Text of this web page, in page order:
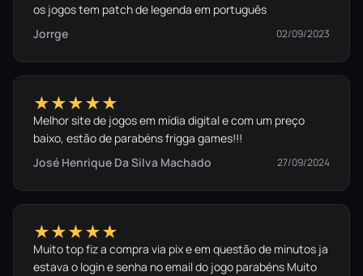
os jogos tem patch de legenda em português
Jorrge
02/09/2023
★★★★★
Melhor site de jogos em mídia digital e com um preço
baixo, estão de parabéns frigga games!!!
José Henrique Da Silva Machado
27/09/2024
★★★★★
Muito top fiz a compra via pix e em questão de minutos ja
estava o login e senha no email do jogo parabéns Muito